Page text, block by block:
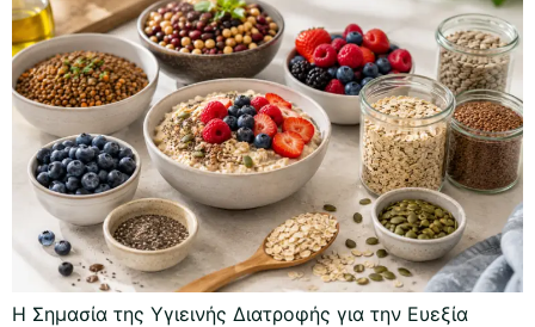
Η Σημασία της Υγιεινής Διατροφής για την Ευεξία